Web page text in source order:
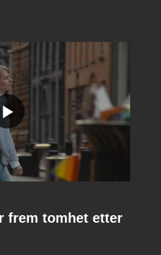
frem tomhet etter